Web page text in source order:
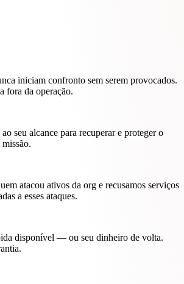
iniciam confronto sem serem provocados.
fora da operação.
seu alcance para recuperar e proteger o
atacou ativos da org e recusamos serviços
a esses ataques.
disponível — ou seu dinheiro de volta.